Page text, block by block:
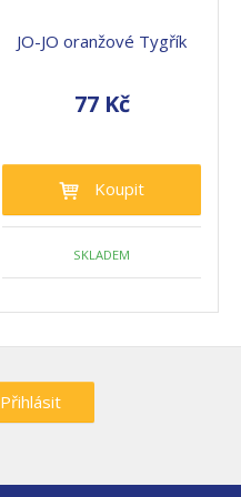
JO-JO oranžové Tygřík
77 Kč
Koupit
SKLADEM
Přihlásit